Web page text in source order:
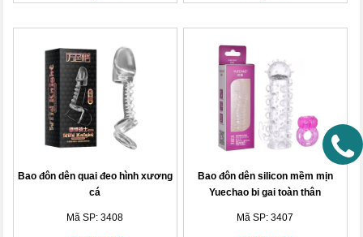
Bao đôn dên quai đeo hình xương
cá
Mã SP: 3408
Bao đôn dên silicon mềm mịn
Yuechao bi gai toàn thân
Mã SP: 3407